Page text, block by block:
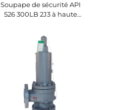
Soupape de sécurité API
526 300LB 2J3 à haute
réglable, pour stations de
compresseurs